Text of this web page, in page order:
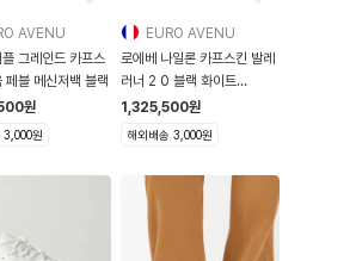
AVENU
그레인드 카프스
페블 메신저백 블랙
원
3,000원
EURO AVENU
로에베 나일론 카프스킨 발레
러너 2 0 블랙 화이트
LBR2282X36 1
1,325,500원
해외배송 3,000원